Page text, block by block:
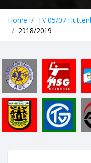
Home TV 05/07
2018/2019